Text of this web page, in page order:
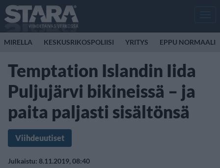
MIRELLA KESKUSRIKOSPOLIISI YRITYS EPPU NORMAALI
Temptation Islandin Iida
Puljujärvi bikineissä – ja
paita paljasti sisältönsä
Viihdeuutiset
Julkaistu: 8.11.2019, 08:40